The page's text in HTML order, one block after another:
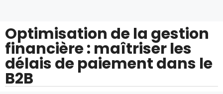
Optimisation de la gestion
financière : maîtriser les
délais de paiement dans le
B2B